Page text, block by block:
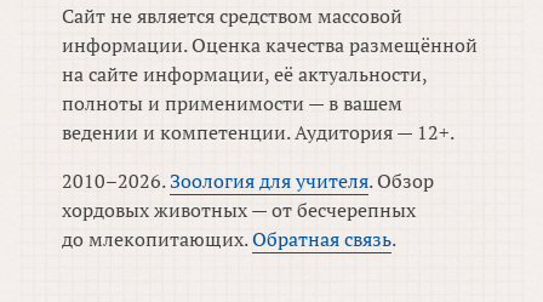
Сайт не является средством массовой
информации. Оценка качества размещённой
на сайте информации, её актуальности,
полноты и применимости — в вашем
ведении и компетенции. Аудитория — 12+.
2010–2026.Зоология для учителя. Обзор
хордовых животных — от бесчерепных
до млекопитающих.Обратная связь.